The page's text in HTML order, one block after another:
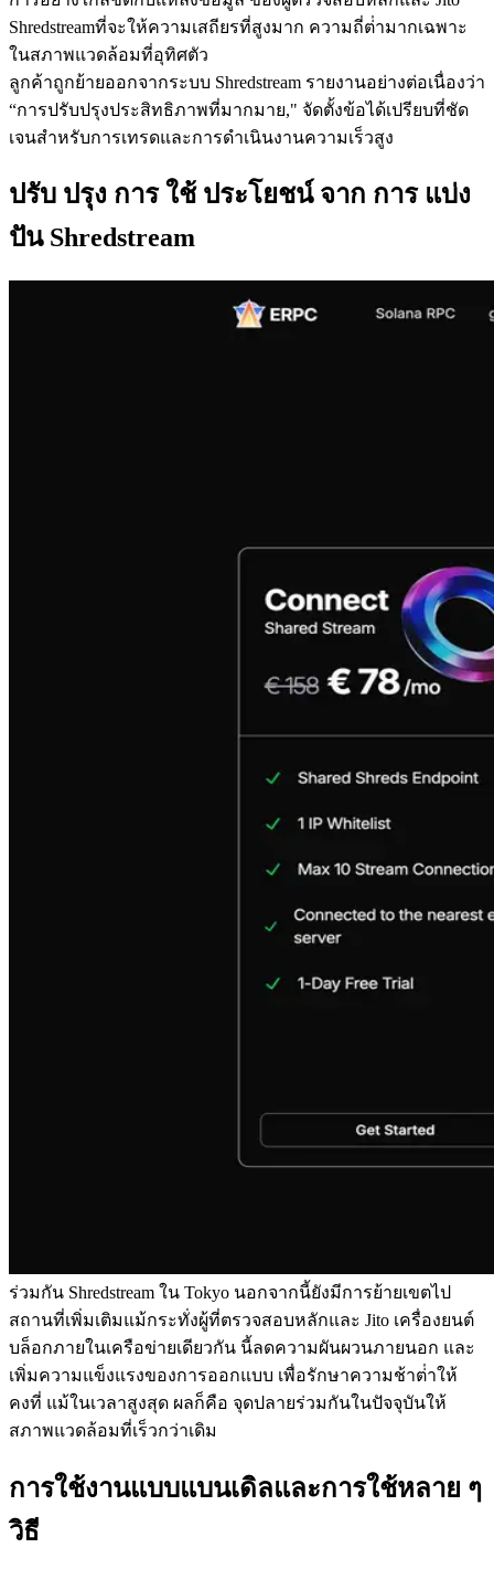
Shredstreamที่จะให้ความเสถียรที่สูงมาก ความถี่ต่ํามากเฉพาะ
ในสภาพแวดล้อมที่อุทิศตัว
ลูกค้าถูกย้ายออกจากระบบ Shredstream รายงานอย่างต่อเนื่องว่า
“การปรับปรุงประสิทธิภาพที่มากมาย," จัดตั้งข้อได้เปรียบที่ชัด
เจนสําหรับการเทรดและการดําเนินงานความเร็วสูง
ปรับ ปรุง การ ใช้ ประโยชน์ จาก การ แบ่ง
ปัน Shredstream
ร่วมกัน Shredstream ใน Tokyo นอกจากนี้ยังมีการย้ายเขตไป
สถานที่เพิ่มเติมแม้กระทั่งผู้ที่ตรวจสอบหลักและ Jito เครื่องยนต์
บล็อกภายในเครือข่ายเดียวกัน นี้ลดความผันผวนภายนอก และ
เพิ่มความแข็งแรงของการออกแบบ เพื่อรักษาความช้าต่ําให้
คงที่ แม้ในเวลาสูงสุด ผลก็คือ จุดปลายร่วมกันในปัจจุบันให้
สภาพแวดล้อมที่เร็วกว่าเดิม
การใช้งานแบบแบนเดิลและการใช้หลาย ๆ
วิธี